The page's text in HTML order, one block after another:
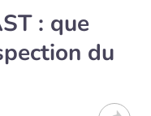
: que
du